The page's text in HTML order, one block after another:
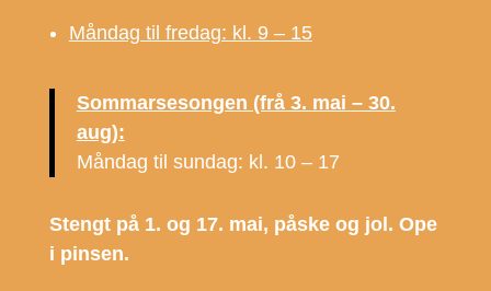
Måndag til fredag: kl. 9 – 15
Sommarsesongen (frå 3. mai – 30.
aug):
Måndag til sundag: kl. 10 – 17
Stengt på 1. og 17. mai, påske og jol. Ope
i pinsen.